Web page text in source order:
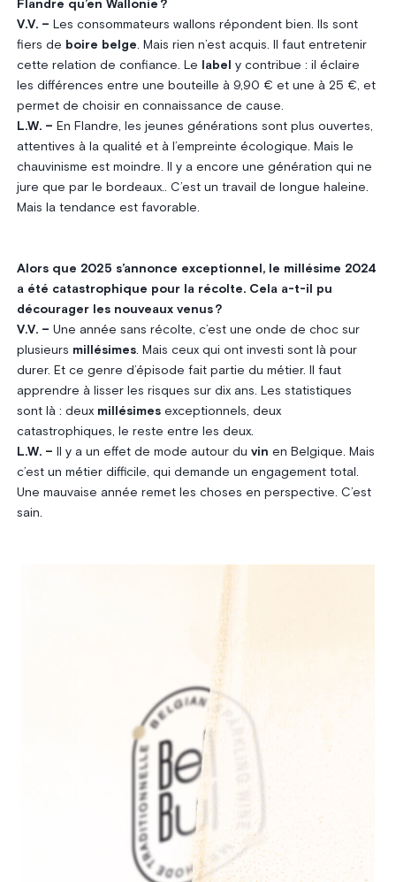
Flandre qu’en Wallonie ?
V.V. – Les consommateurs wallons répondent bien. Ils sont
fiers de boire belge. Mais rien n’est acquis. Il faut entretenir
cette relation de confiance. Le
label
y contribue : il éclaire
les différences entre une bouteille à 9,90 € et une à 25 €, et
permet de choisir en connaissance de cause.
L.W. – En Flandre, les jeunes générations sont plus ouvertes,
attentives à la qualité et à l’empreinte écologique. Mais le
chauvinisme est moindre. Il y a encore une génération qui ne
jure que par le bordeaux.. C’est un travail de longue haleine.
Mais la tendance est favorable.
Alors que 2025 s’annonce exceptionnel, le millésime 2024
a été catastrophique pour la récolte. Cela a-t-il pu
décourager les nouveaux venus ?
V.V. – Une année sans récolte, c’est une onde de choc sur
plusieurs millésimes. Mais ceux qui ont investi sont là pour
durer. Et ce genre d’épisode fait partie du métier. Il faut
apprendre à lisser les risques sur dix ans. Les statistiques
sont là : deux millésimesexceptionnels, deux
catastrophiques, le reste entre les deux.
L.W. – Il y a un effet de mode autour du vin en Belgique. Mais
c’est un métier difficile, qui demande un engagement total.
Une mauvaise année remet les choses en perspective. C’est
sain.